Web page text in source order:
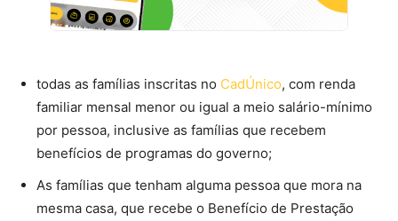
todas as famílias inscritas no CadÚnico, com renda
familiar mensal menor ou igual a meio salário-mínimo
por pessoa, inclusive as famílias que recebem
benefícios de programas do governo;
As famílias que tenham alguma pessoa que mora na
mesma casa, que recebe o Benefício de Prestação